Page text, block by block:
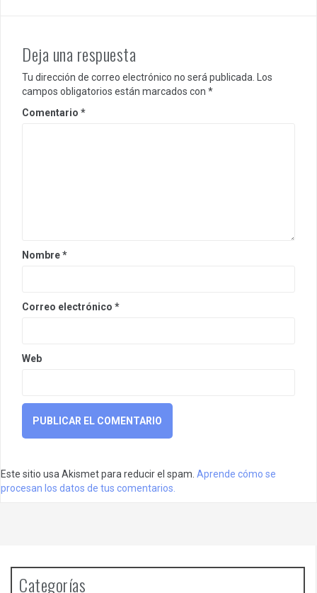
Deja una respuesta
Tu dirección de correo electrónico no será publicada.
Los
campos obligatorios están marcados con *
Comentario *
Nombre*
Correo electrónico *
Web
Este sitio usa Akismet para reducir el spam. Aprende cómo se
procesan los datos de tus comentarios.
Categorías